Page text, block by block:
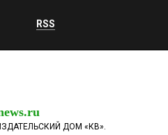
RSS
ДОМ «КВ».